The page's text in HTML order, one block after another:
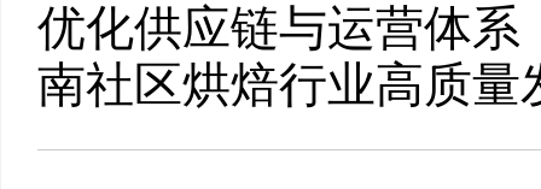
优化供应链与运营体
南社区烘焙行业高质